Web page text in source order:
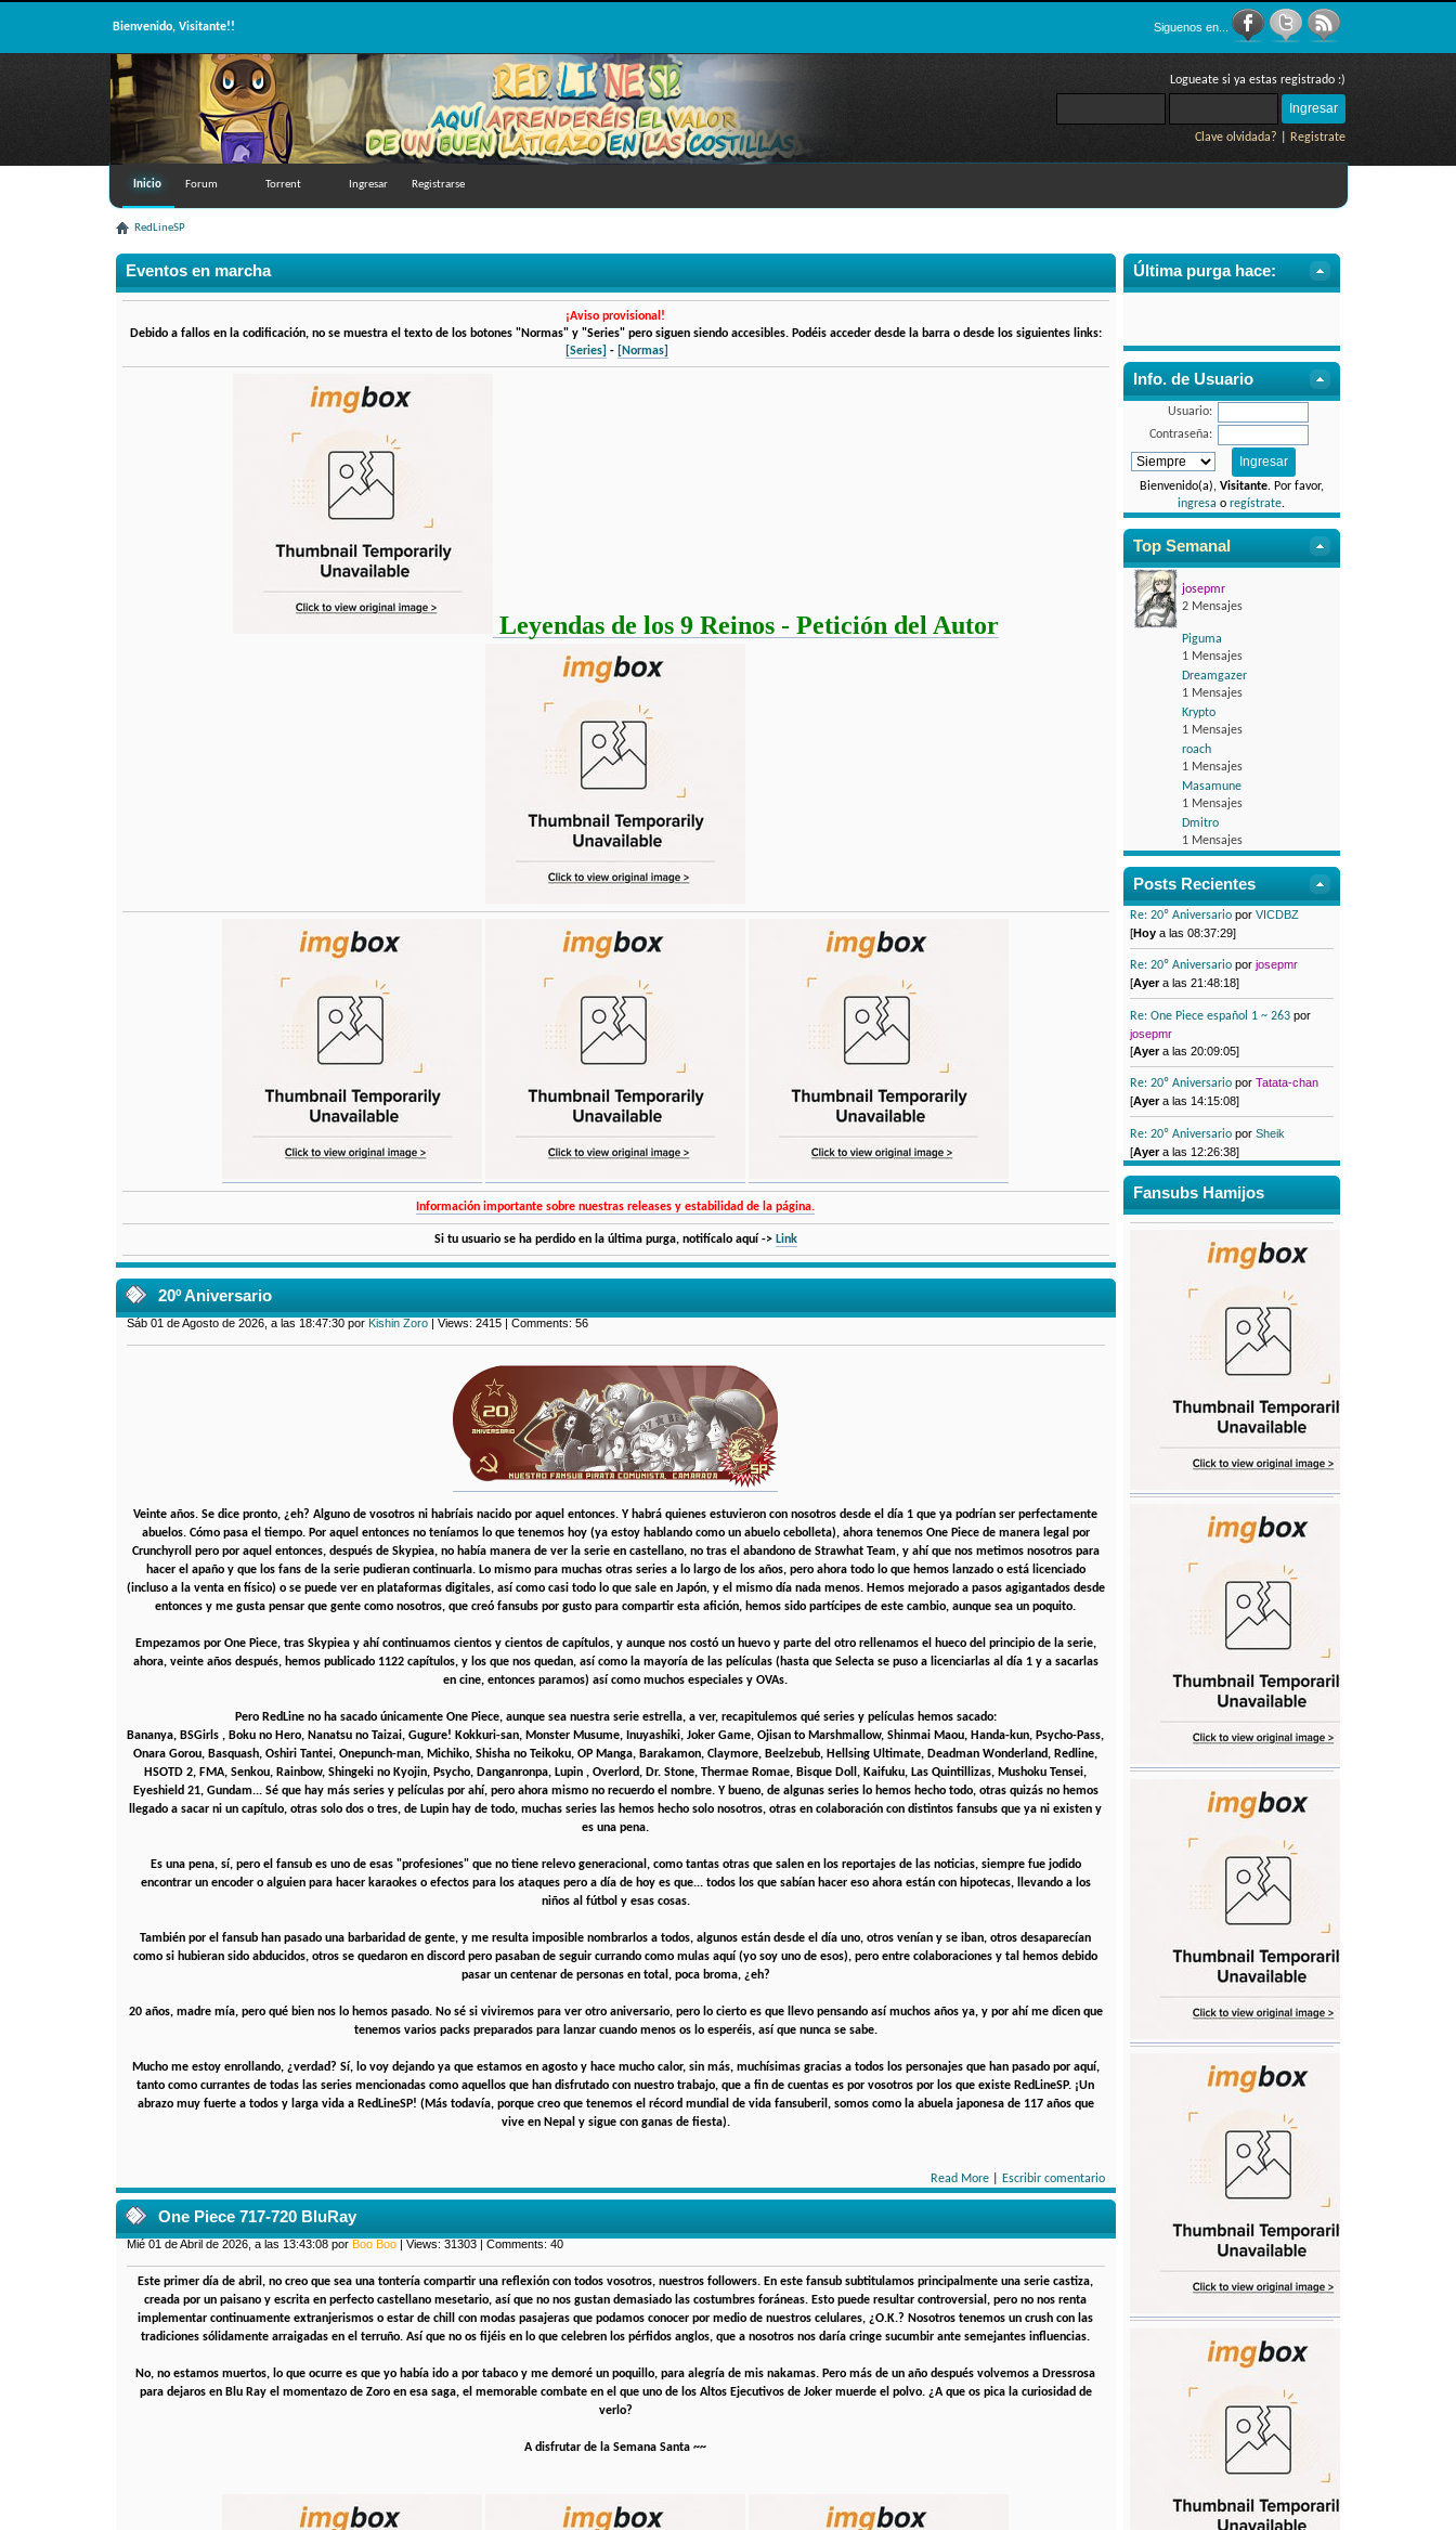
Bienvenido, Visitante!! Siguenos en...
Logueate si ya estas registrado :)
Clave olvidada? Registrate
Inicio Forum Torrent Ingresar Registrarse
RedLineSP
Eventos en marcha
¡Aviso provisional!
Debido a fallos en la codificación, no se muestra el texto de los botones "Normas" y "Series" pero siguen siendo accesibles. Podéis acceder desde la barra o desde los siguientes links:
[Series] - [Normas]
Leyendas de los 9 Reinos - Petición del Autor
Información importante sobre nuestras releases y estabilidad de la página.
Si tu usuario se ha perdido en la última purga, notifícalo aquí -> Link
20º Aniversario
Sáb 01 de Agosto de 2026, a las 18:47:30 por Kishin Zoro| Views: 2415 | Comments: 56
Veinte años. Se dice pronto, ¿eh? Alguno de vosotros ni habríais nacido por aquel entonces. Y habrá quienes estuvieron con nosotros desde el día 1 que ya podrían ser perfectamente
abuelos. Cómo pasa el tiempo. Por aquel entonces no teníamos lo que tenemos hoy (ya estoy hablando como un abuelo cebolleta), ahora tenemos One Piece de manera legal por
Crunchyroll pero por aquel entonces, después de Skypiea, no había manera de ver la serie en castellano, no tras el abandono de Strawhat Team, y ahí que nos metimos nosotros para
hacer el apaño y que los fans de la serie pudieran continuarla. Lo mismo para muchas otras series a lo largo de los años, pero ahora todo lo que hemos lanzado o está licenciado
(incluso a la venta en físico) o se puede ver en plataformas digitales, así como casi todo lo que sale en Japón, y el mismo día nada menos. Hemos mejorado a pasos agigantados desde
entonces y me gusta pensar que gente como nosotros, que creó fansubs por gusto para compartir esta afición, hemos sido partícipes de este cambio, aunque sea un poquito.
Empezamos por One Piece, tras Skypiea y ahí continuamos cientos y cientos de capítulos, y aunque nos costó un huevo y parte del otro rellenamos el hueco del principio de la serie,
ahora, veinte años después, hemos publicado 1122 capítulos, y los que nos quedan, así como la mayoría de las películas (hasta que Selecta se puso a licenciarlas al día 1 y a sacarlas
en cine, entonces paramos) así como muchos especiales y OVAs.
Pero RedLine no ha sacado únicamente One Piece, aunque sea nuestra serie estrella, a ver, recapitulemos qué series y películas hemos sacado:
Bananya, BSGirls , Boku no Hero, Nanatsu no Taizai, Gugure! Kokkuri-san, Monster Musume, Inuyashiki, Joker Game, Ojisan to Marshmallow, Shinmai Maou, Handa-kun, Psycho-Pass,
Onara Gorou, Basquash, Oshiri Tantei, Onepunch-man, Michiko, Shisha no Teikoku, OP Manga, Barakamon, Claymore, Beelzebub, Hellsing Ultimate, Deadman Wonderland, Redline,
HSOTD 2, FMA, Senkou, Rainbow, Shingeki no Kyojin, Psycho, Danganronpa, Lupin , Overlord, Dr. Stone, Thermae Romae, Bisque Doll, Kaifuku, Las Quintillizas, Mushoku Tensei,
Eyeshield 21, Gundam... Sé que hay más series y películas por ahí, pero ahora mismo no recuerdo el nombre. Y bueno, de algunas series lo hemos hecho todo, otras quizás no hemos
llegado a sacar ni un capítulo, otras solo dos o tres, de Lupin hay de todo, muchas series las hemos hecho solo nosotros, otras en colaboración con distintos fansubs que ya ni existen y
es una pena.
Es una pena, sí, pero el fansub es uno de esas "profesiones" que no tiene relevo generacional, como tantas otras que salen en los reportajes de las noticias, siempre fue jodido
encontrar un encoder o alguien para hacer karaokes o efectos para los ataques pero a día de hoy es que... todos los que sabían hacer eso ahora están con hipotecas, llevando a los
niños al fútbol y esas cosas.
También por el fansub han pasado una barbaridad de gente, y me resulta imposible nombrarlos a todos, algunos están desde el día uno, otros venían y se iban, otros desaparecían
como si hubieran sido abducidos, otros se quedaron en discord pero pasaban de seguir currando como mulas aquí (yo soy uno de esos), pero entre colaboraciones y tal hemos debido
pasar un centenar de personas en total, poca broma, ¿eh?
20 años, madre mía, pero qué bien nos lo hemos pasado. No sé si viviremos para ver otro aniversario, pero lo cierto es que llevo pensando así muchos años ya, y por ahí me dicen que
tenemos varios packs preparados para lanzar cuando menos os lo esperéis, así que nunca se sabe.
Mucho me estoy enrollando, ¿verdad? Sí, lo voy dejando ya que estamos en agosto y hace mucho calor, sin más, muchísimas gracias a todos los personajes que han pasado por aquí,
tanto como currantes de todas las series mencionadas como aquellos que han disfrutado con nuestro trabajo, que a fin de cuentas es por vosotros por los que existe RedLineSP. ¡Un
abrazo muy fuerte a todos y larga vida a RedLineSP! (Más todavía, porque creo que tenemos el récord mundial de vida fansuberil, somos como la abuela japonesa de 117 años que
vive en Nepal y sigue con ganas de fiesta).
Read More| Escribir comentario
One Piece 717-720 BluRay
Mié 01 de Abril de 2026, a las 13:43:08 por Boo Boo| Views: 31303 | Comments: 40
Este primer día de abril, no creo que sea una tontería compartir una reflexión con todos vosotros, nuestros followers. En este fansub subtitulamos principalmente una serie castiza,
creada por un paisano y escrita en perfecto castellano mesetario, así que no nos gustan demasiado las costumbres foráneas. Esto puede resultar controversial, pero no nos renta
implementar continuamente extranjerismos o estar de chill con modas pasajeras que podamos conocer por medio de nuestros celulares, ¿O.K.? Nosotros tenemos un crush con las
tradiciones sólidamente arraigadas en el terruño. Así que no os fijéis en lo que celebren los pérfidos anglos, que a nosotros nos daría cringe sucumbir ante semejantes influencias.
No, no estamos muertos, lo que ocurre es que yo había ido a por tabaco y me demoré un poquillo, para alegría de mis nakamas. Pero más de un año después volvemos a Dressrosa
para dejaros en Blu Ray el momentazo de Zoro en esa saga, el memorable combate en el que uno de los Altos Ejecutivos de Joker muerde el polvo. ¿A que os pica la curiosidad de
verlo?
A disfrutar de la Semana Santa ~~
Última purga hace:
Info. de Usuario
Usuario:
Contraseña:
Bienvenido(a), Visitante. Por favor,
ingresa oregístrate.
Top Semanal
josepmr
2 Mensajes
Piguma
1 Mensajes
Dreamgazer
1 Mensajes
Krypto
1 Mensajes
roach
1 Mensajes
Masamune
1 Mensajes
Dmitro
1 Mensajes
Posts Recientes
Re: 20º Aniversario porVICDBZ
[Hoy a las 08:37:29]
Re: 20º Aniversario porjosepmr
[Ayera las 21:48:18]
Re: One Piece español 1 ~ 263 por
josepmr
[Ayera las 20:09:05]
Re: 20º Aniversario porTatata-chan
[Ayera las 14:15:08]
Re: 20º Aniversario porSheik
[Ayera las 12:26:38]
Fansubs Hamijos